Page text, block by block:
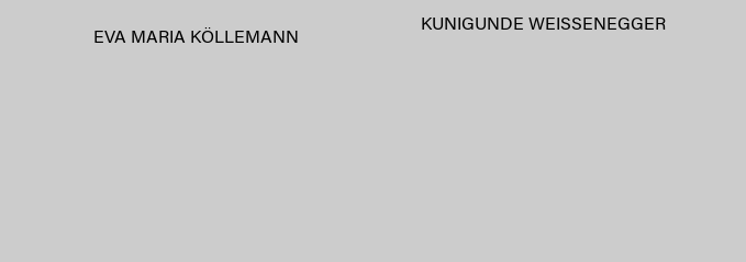
EVA MARIA KÖLLEMANN
KUNIGUNDE WEISSENEGGER